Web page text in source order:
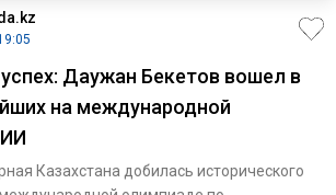
Даужан Бекетов вошел в
на международной
Казахстана добилась исторического